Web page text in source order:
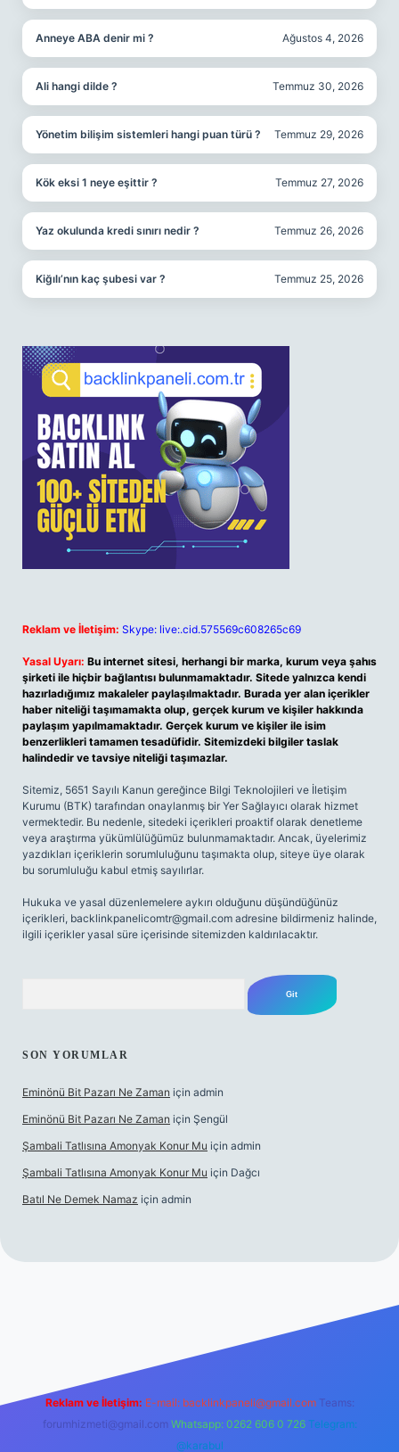
Anneye ABA denir mi ? Ağustos 4, 2026
Ali hangi dilde ? Temmuz 30, 2026
Yönetim bilişim sistemleri hangi puan türü ? Temmuz 29, 2026
Kök eksi 1 neye eşittir ? Temmuz 27, 2026
Yaz okulunda kredi sınırı nedir ? Temmuz 26, 2026
Kiğılı’nın kaç şubesi var ? Temmuz 25, 2026
Reklam ve İletişim: Skype: live:.cid.575569c608265c69
Yasal Uyarı: Bu internet sitesi, herhangi bir marka, kurum veya şahıs
şirketi ile hiçbir bağlantısı bulunmamaktadır. Sitede yalnızca kendi
hazırladığımız makaleler paylaşılmaktadır. Burada yer alan içerikler
haber niteliği taşımamakta olup, gerçek kurum ve kişiler hakkında
paylaşım yapılmamaktadır. Gerçek kurum ve kişiler ile isim
benzerlikleri tamamen tesadüfidir. Sitemizdeki bilgiler taslak
halindedir ve tavsiye niteliği taşımazlar.
Sitemiz, 5651 Sayılı Kanun gereğince Bilgi Teknolojileri ve İletişim
Kurumu (BTK) tarafından onaylanmış bir Yer Sağlayıcı olarak hizmet
vermektedir. Bu nedenle, sitedeki içerikleri proaktif olarak denetleme
veya araştırma yükümlülüğümüz bulunmamaktadır. Ancak, üyelerimiz
yazdıkları içeriklerin sorumluluğunu taşımakta olup, siteye üye olarak
bu sorumluluğu kabul etmiş sayılırlar.
Hukuka ve yasal düzenlemelere aykırı olduğunu düşündüğünüz
içerikleri, backlinkpanelicomtr@gmail.com adresine bildirmeniz halinde,
ilgili içerikler yasal süre içerisinde sitemizden kaldırılacaktır.
SON YORUMLAR
Eminönü Bit Pazarı Ne Zaman için admin
Eminönü Bit Pazarı Ne Zaman için Şengül
Şambali Tatlısına Amonyak Konur Mu için admin
Şambali Tatlısına Amonyak Konur Mu için Dağcı
Batıl Ne Demek Namaz için admin
Reklam ve İletişim: E-mail: backlinkpaneli@gmail.com Teams:
forumhizmeti@gmail.com Whatsapp: 0262 606 0 726 Telegram:
@karabul